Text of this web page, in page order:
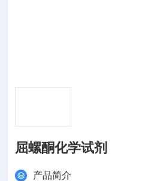
屈螺酮化学试剂
产品简介